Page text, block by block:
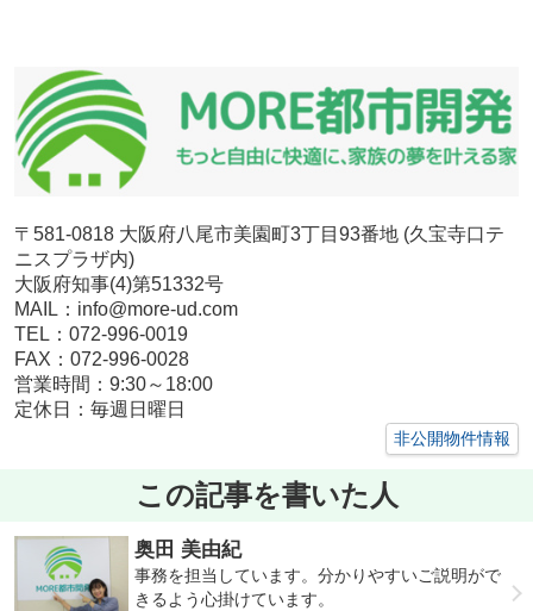
〒581-0818 大阪府八尾市美園町3丁目93番地 (久宝寺口テ
ニスプラザ内)
大阪府知事(4)第51332号
MAIL：info@more-ud.com
TEL：072-996-0019
FAX：072-996-0028
営業時間：9:30～18:00
定休日：毎週日曜日
非公開物件情報
この記事を書いた人
奥田 美由紀
事務を担当しています。分かりやすいご説明がで
きるよう心掛けています。